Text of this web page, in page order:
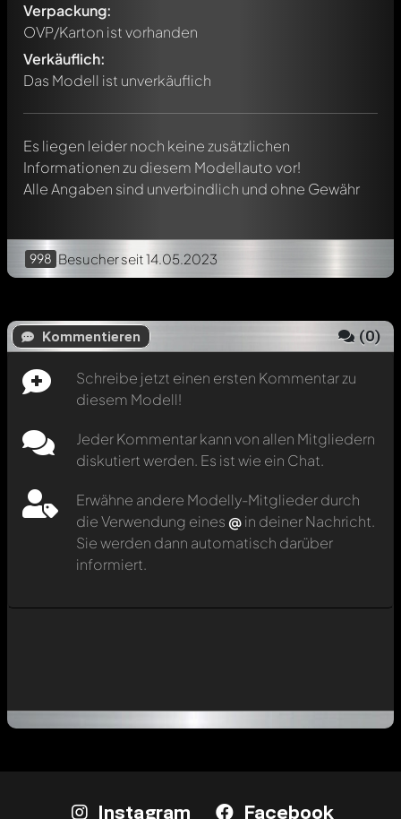
Verpackung:
OVP/Karton ist vorhanden
Verkäuflich:
Das Modell ist unverkäuflich
Es liegen leider noch keine zusätzlichen
Informationen zu diesem Modellauto vor!
Alle Angaben sind unverbindlich und ohne Gewähr
998 Besucherseit 14.05.2023
Kommentieren (0)
Schreibe jetzt einen ersten Kommentar zu
diesem Modell!
Jeder Kommentar kann von allen Mitgliedern
diskutiert werden. Es ist wie ein Chat.
Erwähne andere Modelly-Mitglieder durch
die Verwendung eines @in deiner Nachricht.
Sie werden dann automatisch darüber
informiert.
Schreibe jetzt einen ersten Kommentar zu diesem Modell!
Jeder Kommentar kann von allen Mitgliedern diskutiert
werden. Es ist wie ein Chat.
Erwähne andere Modelly-Mitglieder durch die
automatisch darüber informiert.
Instagram Facebook